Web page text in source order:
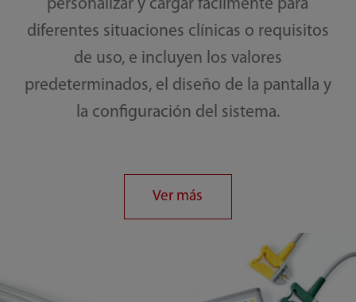
personalizar y cargar fácilmente para
diferentes situaciones clínicas o requisitos
de uso, e incluyen los valores
predeterminados, el diseño de la pantalla y
la configuración del sistema.
Ver más